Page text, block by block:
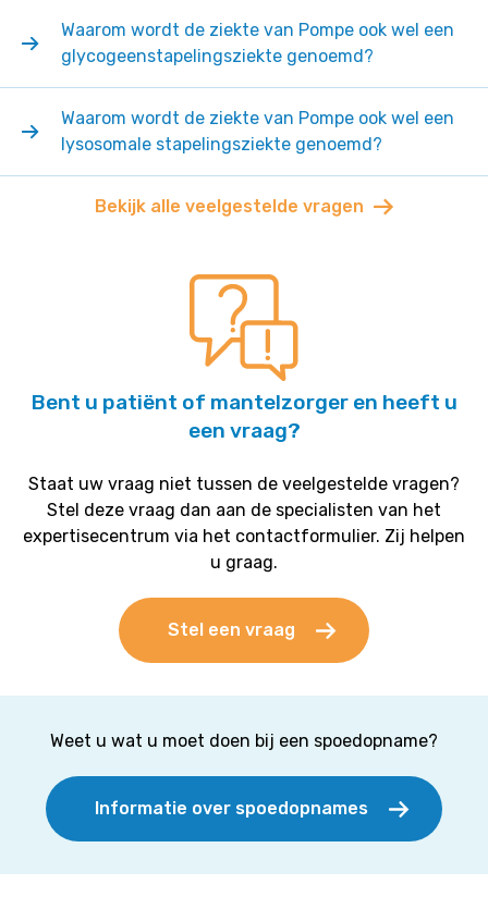
Waarom wordt de ziekte van Pompe ook wel een
glycogeenstapelingsziekte genoemd?
Waarom wordt de ziekte van Pompe ook wel een
lysosomale stapelingsziekte genoemd?
Bekijk alle veelgestelde vragen
Bent u patiënt of mantelzorger en heeft u
een vraag?
Staat uw vraag niet tussen de veelgestelde vragen?
Stel deze vraag dan aan de specialisten van het
expertisecentrum via het contactformulier. Zij helpen
u graag.
Stel een vraag
Weet u wat u moet doen bij een spoedopname?
Informatie over spoedopnames